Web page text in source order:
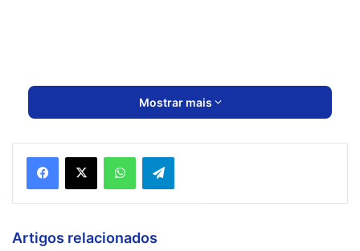
Mostrar mais
Artigos relacionados